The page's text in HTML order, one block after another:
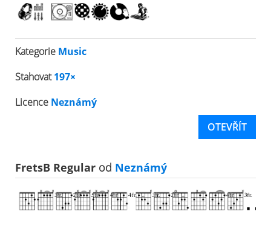
Kategorie Music
Stahovat197×
Licence Neznámý
OTEVŘÍT
FretsB Regular od Neznámý